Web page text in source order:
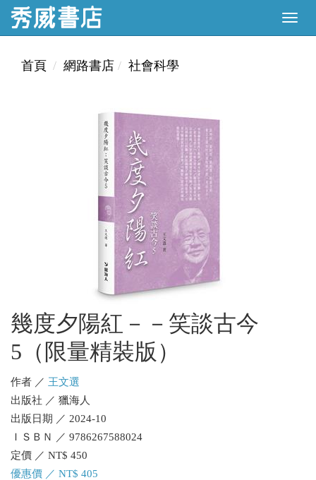
首頁 網路書店 社會科學
幾度夕陽紅－－笑談古今
5（限量精裝版）
作者 ／ 王文選
出版社 ／ 獵海人
出版日期 ／ 2024-10
ＩＳＢＮ ／ 9786267588024
定價 ／ NT$ 450
優惠價 ／ NT$ 405